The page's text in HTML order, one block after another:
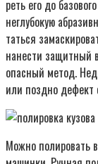
реть его до
неглу­бо­кую
тать­ся
нане­сти защит­ный
опас­ный метод.
или позд­но дефект
Мож­но поли­ро­вать